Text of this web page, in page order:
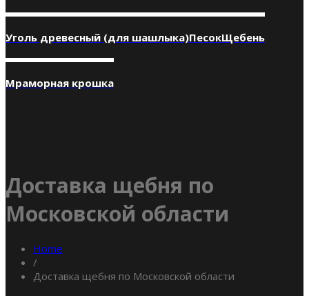
Уголь древесный (для шашлыка)ПесокЩебень
Мраморная крошка
Доставка щебня по
Московской области
Home
/
Доставка щебня по Московской области